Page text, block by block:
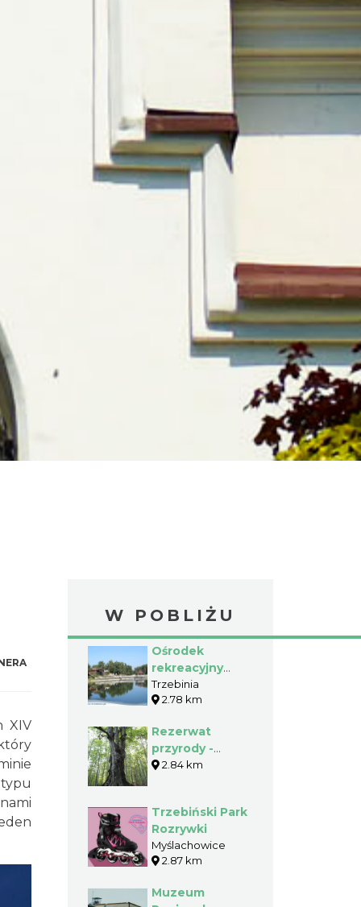
XIV
W POBLIŻU
Ośrodek
rekreacyjny
nad rzeką Kozi
Bród
Trzebinia
2.78 km
Rezerwat
przyrody -
Ostra Góra
2.84 km
Trzebiński Park
Rozrywki
Myślachowice
2.87 km
Muzeum